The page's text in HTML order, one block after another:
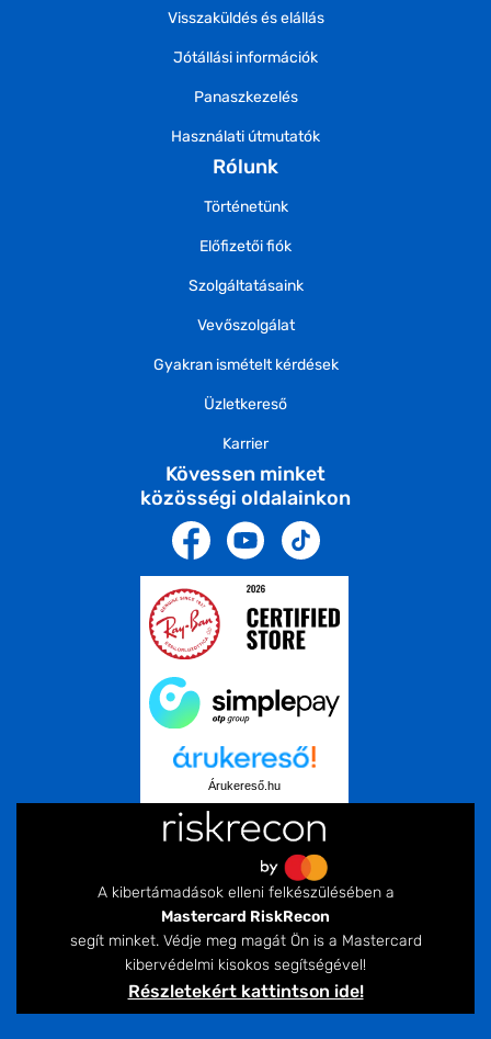
Visszaküldés és elállás
Jótállási információk
Panaszkezelés
Használati útmutatók
Rólunk
Történetünk
Előfizetői fiók
Szolgáltatásaink
Vevőszolgálat
Gyakran ismételt kérdések
Üzletkereső
Karrier
Kövessen minket
közösségi oldalainkon
Árukereső.hu
A kibertámadások elleni felkészülésében a
Mastercard RiskRecon
segít minket. Védje meg magát Ön is a Mastercard
kibervédelmi kisokos segítségével!
Részletekért kattintson ide!